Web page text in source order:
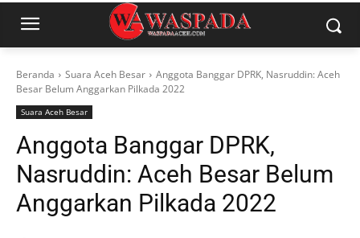
Beranda Suara Aceh Besar
Anggota Banggar DPRK, Nasruddin: Aceh
Besar Belum Anggarkan Pilkada 2022
Suara Aceh Besar
Anggota Banggar DPRK,
Nasruddin: Aceh Besar Belum
Anggarkan Pilkada 2022